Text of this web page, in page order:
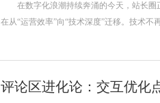
在数字化浪潮持续奔涌的今天，站长圈
在从“运营效率”向“技术深度”迁移。技术
评论区进化论：交互优化